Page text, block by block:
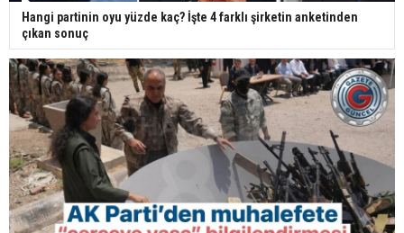
Hangi partinin oyu yüzde kaç? İşte 4 farklı şirketin anketinden
çıkan sonuç